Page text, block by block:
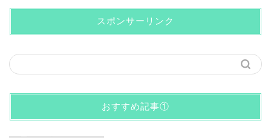
スポンサーリンク
おすすめ記事①